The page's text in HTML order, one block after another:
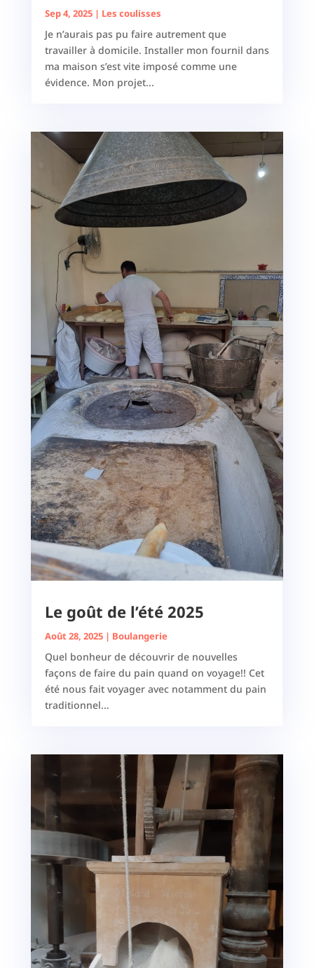
Sep 4, 2025| Les coulisses
Je n’aurais pas pu faire autrement que
travailler à domicile. Installer mon fournil dans
ma maison s’est vite imposé comme une
évidence. Mon projet...
Le goût de l’été 2025
Août 28, 2025| Boulangerie
Quel bonheur de découvrir de nouvelles
façons de faire du pain quand on voyage!! Cet
été nous fait voyager avec notamment du pain
traditionnel...